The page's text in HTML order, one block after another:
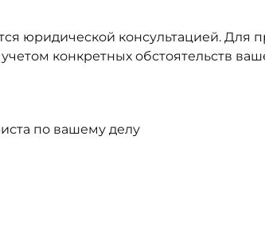
юридической консультацией. Для
конкретных обстоятельств
по вашему делу